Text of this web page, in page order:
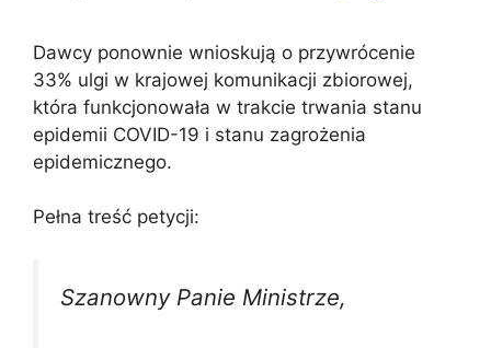
Dawcy ponownie wnioskują o przywrócenie
33% ulgi w krajowej komunikacji zbiorowej,
która funkcjonowała w trakcie trwania stanu
epidemii COVID-19 i stanu zagrożenia
epidemicznego.
Pełna treść petycji:
Szanowny Panie Ministrze,